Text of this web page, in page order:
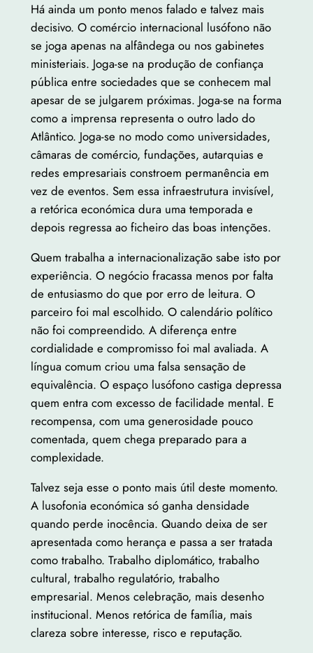
Há ainda um ponto menos falado e talvez mais
decisivo. O comércio internacional lusófono não
se joga apenas na alfândega ou nos gabinetes
ministeriais. Joga-se na produção de confiança
pública entre sociedades que se conhecem mal
apesar de se julgarem próximas. Joga-se na forma
como a imprensa representa o outro lado do
Atlântico. Joga-se no modo como universidades,
câmaras de comércio, fundações, autarquias e
redes empresariais constroem permanência em
vez de eventos. Sem essa infraestrutura invisível,
a retórica económica dura uma temporada e
depois regressa ao ficheiro das boas intenções.
Quem trabalha a internacionalização sabe isto por
experiência. O negócio fracassa menos por falta
de entusiasmo do que por erro de leitura. O
parceiro foi mal escolhido. O calendário político
não foi compreendido. A diferença entre
cordialidade e compromisso foi mal avaliada. A
língua comum criou uma falsa sensação de
equivalência. O espaço lusófono castiga depressa
quem entra com excesso de facilidade mental. E
recompensa, com uma generosidade pouco
comentada, quem chega preparado para a
complexidade.
Talvez seja esse o ponto mais útil deste momento.
A lusofonia económica só ganha densidade
quando perde inocência. Quando deixa de ser
apresentada como herança e passa a ser tratada
como trabalho. Trabalho diplomático, trabalho
cultural, trabalho regulatório, trabalho
empresarial. Menos celebração, mais desenho
institucional. Menos retórica de família, mais
clareza sobre interesse, risco e reputação.